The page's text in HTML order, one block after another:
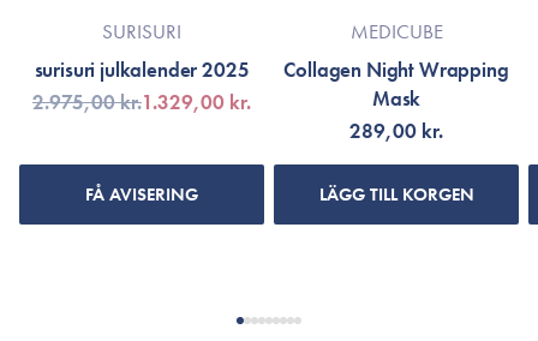
SURISURI
surisuri julkalender 2025
2.975,00 kr.1.329,00 kr.
FÅ AVISERING
MEDICUBE
Collagen Night Wrapping
Mask
289,00 kr.
LÄGG TILL KORGEN